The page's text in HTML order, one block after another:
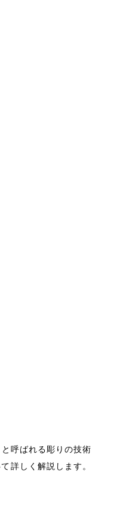
と呼ばれる彫りの技術
詳しく解説します。